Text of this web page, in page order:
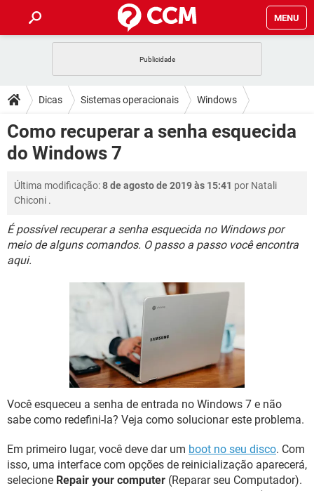
MENU
CELULAR FACEBOOK
OUTLOOK EXCEL
INSTAGRAM
DICAS
JOGOS WHATSAPP
CELULAR FACEBOOK
INSTAGRAM GMAIL
DOWNLOADS
JOGOS
OUTLOOK
INSTAGRAM GMAIL
GUIA DE COMPRAS
FÓRUM
JOGOS WHATSAPP
OUTLOOK EXCEL
INSTAGRAM
GUIA DE COMPRAS
GLOSSÁRIO
JOGOS WHATSAPP
CELULAR FACEBOOK
GMAIL
Dicas Sistemas operacionais Windows
Windows 7
Como recuperar a senha esquecida
do Windows 7
Última modificação:8 de agosto de 2019 às 15:41 por Natali
Chiconi .
É possível recuperar a senha esquecida no Windows por
meio de alguns comandos. O passo a passo você encontra
aqui.
Você esqueceu a senha de entrada no Windows 7 e não
sabe como redefini-la? Veja como solucionar este problema.
Em primeiro lugar, você deve dar um boot no seu disco. Com
isso, uma interface com opções de reinicialização aparecerá,
selecione Repair your computer (Reparar seu Computador).